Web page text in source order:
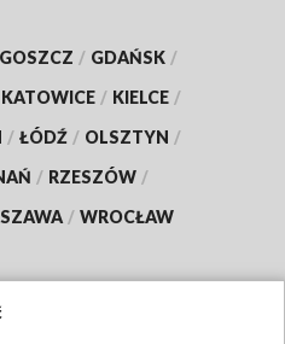
/ GDAŃSK /
KATOWICE / KIELCE /
/ ŁÓDŹ / OLSZTYN /
/ RZESZÓW /
/ WROCŁAW